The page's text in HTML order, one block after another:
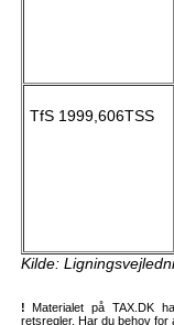
TfS 1999,606TSS
Kilde:
! Materialet på TAX.DK
retsregler. Har du behov